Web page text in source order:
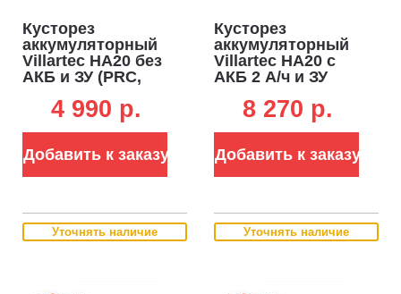
Кусторез
аккумуляторный
Villartec HA20 без
АКБ и ЗУ (PRC,
мм, 2.1 кг)
4 990 p.
Добавить к заказу
Кусторез
аккумуляторный
Villartec HA20 с
АКБ 2 А/ч и ЗУ
18 мм, 2.1кг)
8 270 p.
Добавить к заказу
Уточнять наличие Уточнять наличие